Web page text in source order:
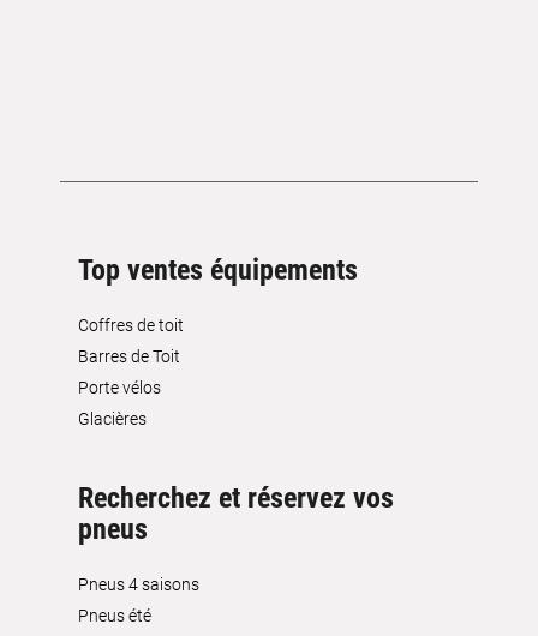
Top ventes équipements
Coffres de toit
Barres de Toit
Porte vélos
Glacières
Recherchez et réservez vos
pneus
Pneus 4 saisons
Pneus été